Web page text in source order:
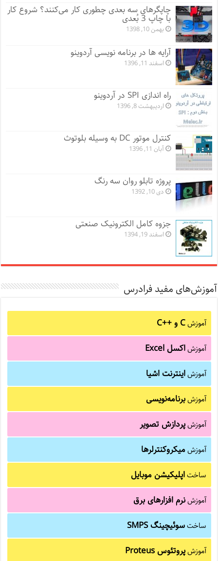
چاپگرهای سه بعدی چطوری کار می‌کنند؟ شروع کار
با چاپ 3 بُعدی
بهمن 10, 1398
آرایه ها در برنامه نویسی آردوینو
اسفند 11, 1396
راه اندازی SPI در آردوینو
اردیبهشت 8, 1396
کنترل موتور DC به وسیله بلوتوث
آبان 11, 1396
پروژه تابلو روان سه رنگ
دی 10, 1392
جزوه کامل الکترونیک صنعتی
اسفند 19, 1394
آموزش‌های مفید فرادرس
آموزشC و C++‎
آموزشاکسل Excel
آموزشاینترنت اشیا
آموزشبرنامه‌نویسی
آموزشپردازش تصویر
آموزشمیکروکنترلرها
ساختاپلیکیشن موبایل
آموزشنرم افزارهای برق
ساختسوئیچینگ SMPS
آموزشپروتئوس Proteus